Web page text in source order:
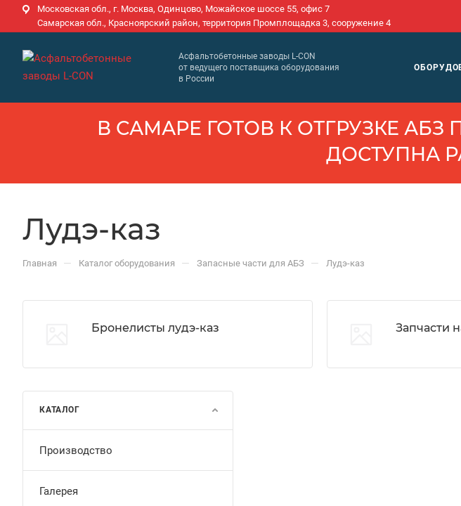
Московская обл., г. Москва, Одинцово, Можайское шоссе 55, офис 7
Самарская обл., Красноярский район, территория Промплощадка 3, сооружение 4
Асфальтобетонные заводы L-CON
от ведущего поставщика оборудования
в России
В САМАРЕ ГОТОВ К ОТГРУЗКЕ
ДОСТУПНА
Лудэ-каз
Главная — Каталог оборудования — Запасные части для АБЗ — Лудэ-каз
Бронелисты лудэ-каз Запчасти
КАТАЛОГ
Производство
Галерея